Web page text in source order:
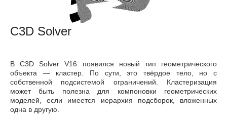
C3D Solver
В C3D Solver V16 появился новый тип геометрического
объекта — кластер. По сути, это твёрдое тело, но с
собственной подсистемой ограничений. Кластеризация
может быть полезна для компоновки геометрических
моделей, если имеется иерархия подсборок, вложенных
одна в другую.